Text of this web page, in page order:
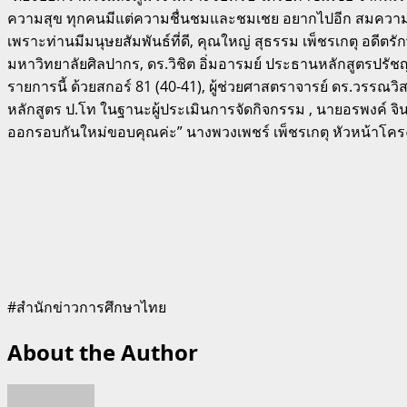
ความสุข ทุกคนมีแต่ความชื่นชมและชมเชย อยากไปอีก สมควา
เพราะท่านมีมนุษยสัมพันธ์ที่ดี, คุณใหญ่ สุธรรม เพ็ชรเกตุ อดีต
มหาวิทยาลัยศิลปากร, ดร.วิชิต อิ่มอารมย์ ประธานหลักสูตรปรั
รายการนี้ ด้วยสกอร์ 81 (40-41), ผู้ช่วยศาสตราจารย์ ดร.วร
หลักสูตร ป.โท ในฐานะผู้ประเมินการจัดกิจกรรม , นายอรพงค์
ออกรอบกันใหม่ขอบคุณค่ะ” นางพวงเพชร์ เพ็ชรเกตุ หัวหน้าโคร
#สำนักข่าวการศึกษาไทย
About the Author